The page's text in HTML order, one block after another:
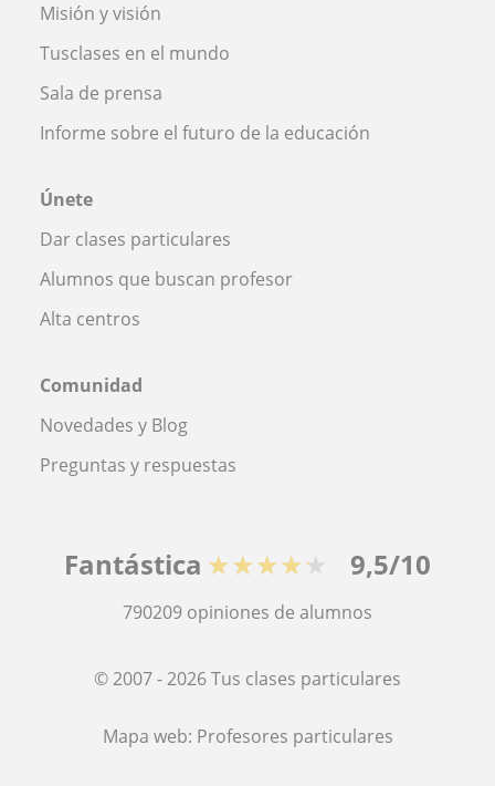
Misión y visión
Tusclases en el mundo
Sala de prensa
Informe sobre el futuro de la educación
Únete
Dar clases particulares
Alumnos que buscan profesor
Alta centros
Comunidad
Novedades y Blog
Preguntas y respuestas
Fantástica ★★★★★ 9,5/10
790209 opiniones de alumnos
© 2007 - 2026 Tus clases particulares
Mapa web: Profesores particulares